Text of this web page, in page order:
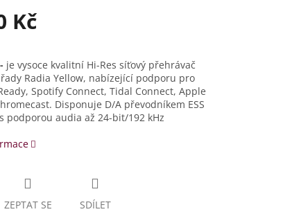
Kč
je vysoce kvalitní Hi-Res síťový přehrávač
Radia Yellow, nabízející podporu pro
Spotify Connect, Tidal Connect, Apple
Disponuje D/A převodníkem ESS
podporou audia až 24-bit/192 kHz
ZEPTAT SE SDÍLET